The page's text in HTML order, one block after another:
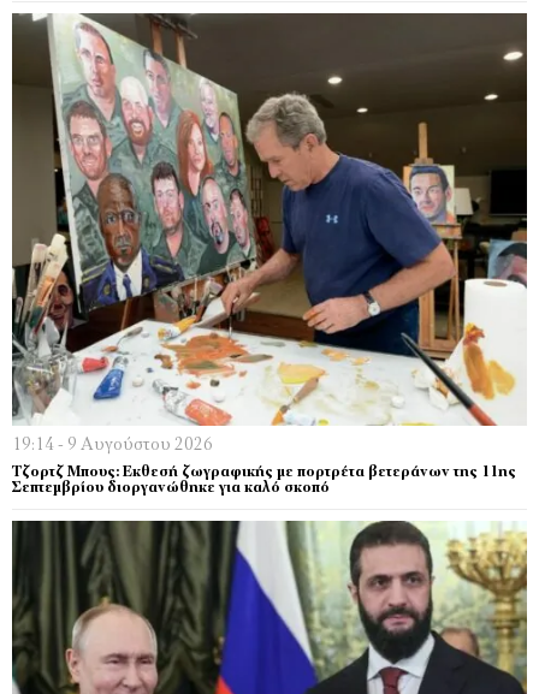
19:14 - 9 Αυγούστου 2026
Τζορτζ Μπους: Εκθεσή ζωγραφικής με πορτρέτα βετεράνων της 11ης
Σεπτεμβρίου διοργανώθηκε για καλό σκοπό